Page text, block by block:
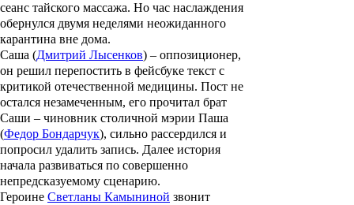
сеанс тайского массажа. Но час наслаждения
обернулся двумя неделями неожиданного
карантина вне дома.
Саша (Дмитрий Лысенков) – оппозиционер,
он решил перепостить в фейсбуке текст с
критикой отечественной медицины. Пост не
остался незамеченным, его прочитал брат
Саши – чиновник столичной мэрии Паша
(Федор Бондарчук), сильно рассердился и
попросил удалить запись. Далее история
начала развиваться по совершенно
непредсказуемому сценарию.
Героине Светланы Камыниной звонит